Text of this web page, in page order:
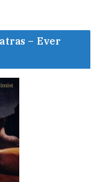
– Ever